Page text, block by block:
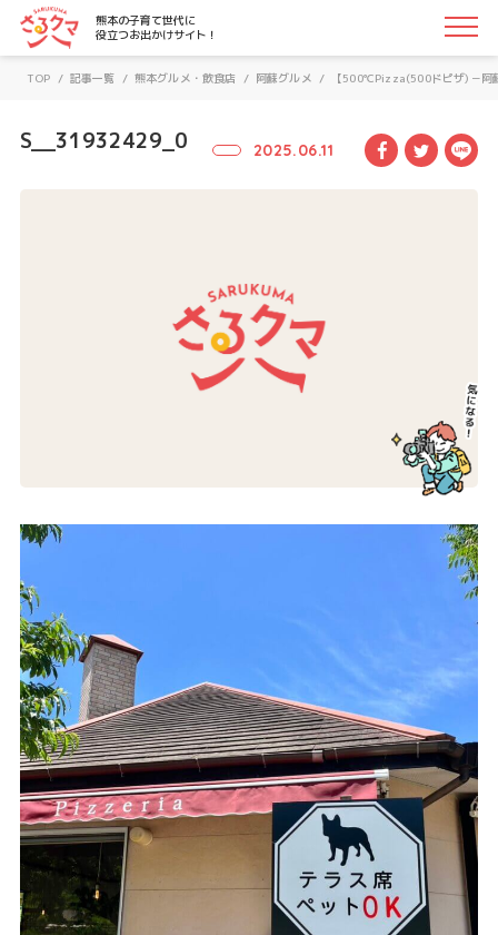
さるクマ-さるこう、熊本-｜熊本の子育て世代に役立つお
熊本の子育て世代に
役立つお出かけサイト！
TOP / 記事一覧 / 熊本グルメ・飲食店 / 阿蘇グルメ / 【500℃Pizza(500ドピザ)－阿
S__31932429_0 2025.06.11 Facebook